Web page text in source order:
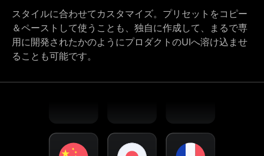
スタイルに合わせてカスタマイズ。プリセットをコピー
＆ペーストして使うことも、独自に作成して、まるで専
用に開発されたかのようにプロダクトのUIへ溶け込ませ
ることも可能です。